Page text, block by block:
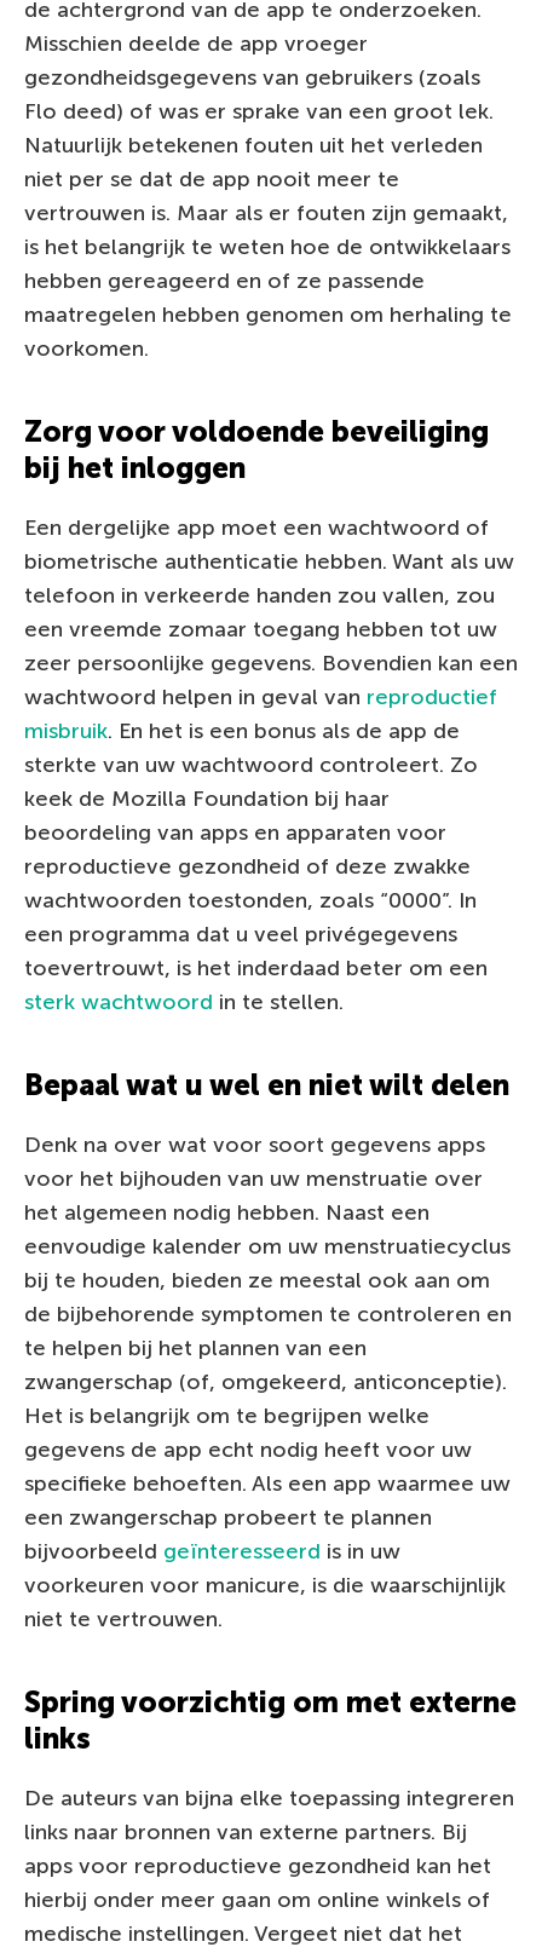
de achtergrond van de app te onderzoeken.
Misschien deelde de app vroeger
gezondheidsgegevens van gebruikers (zoals
Flo deed) of was er sprake van een groot lek.
Natuurlijk betekenen fouten uit het verleden
niet per se dat de app nooit meer te
vertrouwen is. Maar als er fouten zijn gemaakt,
is het belangrijk te weten hoe de ontwikkelaars
hebben gereageerd en of ze passende
maatregelen hebben genomen om herhaling te
voorkomen.
Zorg voor voldoende beveiliging
bij het inloggen
Een dergelijke app moet een wachtwoord of
biometrische authenticatie hebben. Want als uw
telefoon in verkeerde handen zou vallen, zou
een vreemde zomaar toegang hebben tot uw
zeer persoonlijke gegevens. Bovendien kan een
wachtwoord helpen in geval van reproductief
misbruik. En het is een bonus als de app de
sterkte van uw wachtwoord controleert. Zo
keek de Mozilla Foundation bij haar
beoordeling van apps en apparaten voor
reproductieve gezondheid of deze zwakke
wachtwoorden toestonden, zoals “0000”. In
een programma dat u veel privégegevens
toevertrouwt, is het inderdaad beter om een
sterk wachtwoord in te stellen.
Bepaal wat u wel en niet wilt delen
Denk na over wat voor soort gegevens apps
voor het bijhouden van uw menstruatie over
het algemeen nodig hebben. Naast een
eenvoudige kalender om uw menstruatiecyclus
bij te houden, bieden ze meestal ook aan om
de bijbehorende symptomen te controleren en
te helpen bij het plannen van een
zwangerschap (of, omgekeerd, anticonceptie).
Het is belangrijk om te begrijpen welke
gegevens de app echt nodig heeft voor uw
specifieke behoeften. Als een app waarmee uw
een zwangerschap probeert te plannen
bijvoorbeeld geïnteresseerd is in uw
voorkeuren voor manicure, is die waarschijnlijk
niet te vertrouwen.
Spring voorzichtig om met externe
links
De auteurs van bijna elke toepassing integreren
links naar bronnen van externe partners. Bij
apps voor reproductieve gezondheid kan het
hierbij onder meer gaan om online winkels of
medische instellingen. Vergeet niet dat het